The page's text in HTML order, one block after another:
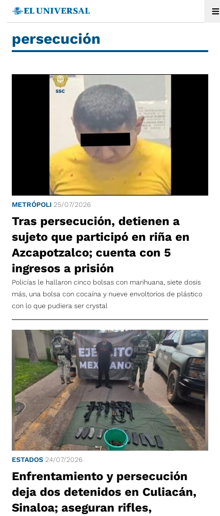
persecución
METRÓPOLI 25/07/2026
Tras persecución, detienen a
sujeto que participó en riña en
Azcapotzalco; cuenta con 5
ingresos a prisión
Policías le hallaron cinco bolsas con marihuana, siete dosis
más, una bolsa con cocaína y nueve envoltorios de plástico
con lo que pudiera ser crystal
ESTADOS 24/07/2026
Enfrentamiento y persecución
deja dos detenidos en Culiacán,
Sinaloa; aseguran rifles,